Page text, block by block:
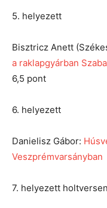
5. helyezett
Bisztricz Anett
a raklapgyárban
6,5 pont
6. helyezett
Danielisz Gábor:
Veszprémvarsányban
7. helyezett